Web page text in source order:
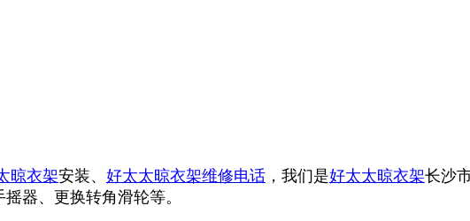
晾衣架安装、 好太太晾衣架维修电话 ，我们是好太太晾衣架长沙
器、更换转角滑轮等。